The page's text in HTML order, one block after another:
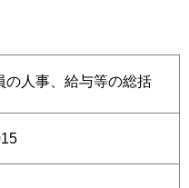
の人事、給与等の総括